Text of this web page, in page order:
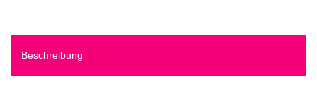
Beschreibung